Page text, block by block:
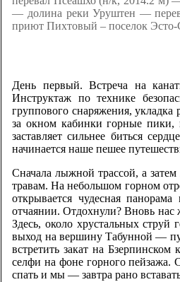
— долина реки Уруштен —
приют Пихтовый – поселок Эсто-
День первый. Встреча на
Инструктаж по технике
группового снаряжения,
за окном кабинки горные пики,
заставляет сильнее биться
начинается наше пешее
Сначала лыжной трассой, а
травам. На небольшом горном
открывается чудесная
отчаянии. Отдохнули? Вновь нас
Здесь, около хрустальных
выход на вершину Табунной —
встретить закат на
селфи на фоне горного пейзажа.
спать и мы — завтра рано